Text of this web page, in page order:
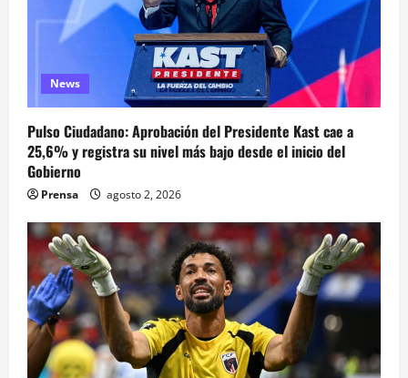
News
Pulso Ciudadano: Aprobación del Presidente Kast cae a
25,6% y registra su nivel más bajo desde el inicio del
Gobierno
Prensa agosto 2, 2026